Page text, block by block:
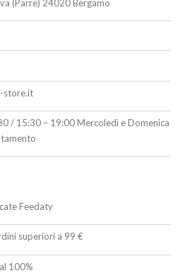
(Parre) 24020 Bergamo
store.it
/ 15:30 – 19:00 Mercoledì e Domenica
Feedaty
superiori a 99 €
100%